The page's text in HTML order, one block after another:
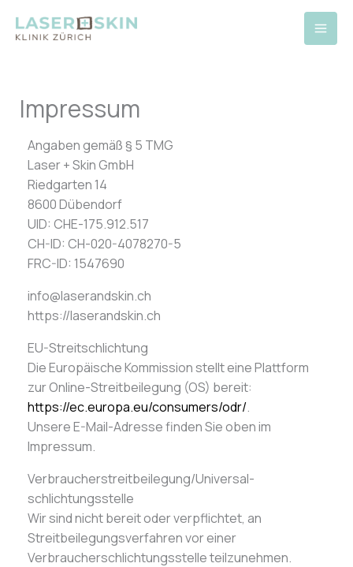
Inhalt
Impressum
Angaben gemäß § 5 TMG
Laser + Skin GmbH
Riedgarten 14
8600 Dübendorf
UID: CHE-175.912.517
CH-ID: CH-020-4078270-5
FRC-ID: 1547690
info@laserandskin.ch
https://laserandskin.ch
EU-Streitschlichtung
Die Europäische Kommission stellt eine Plattform
zur Online-Streitbeilegung (OS) bereit:
https://ec.europa.eu/consumers/odr/.
Unsere E-Mail-Adresse finden Sie oben im
Impressum.
Verbraucher­streit­beilegung/Universal­
schlichtungs­stelle
Wir sind nicht bereit oder verpflichtet, an
Streitbeilegungsverfahren vor einer
Verbraucherschlichtungsstelle teilzunehmen.